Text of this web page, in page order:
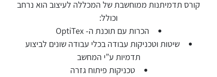
קורס תדמיתנות ממוחשבת של המכללה לעיצוב הוא נרחב
וכולל:
הכרות עם תוכנת ה- OptiTex
שיטות וטכניקות עבודה בכלי עבודה שונים לביצוע
תדמיות ע”י המחשב
טכניקות פיתוח גזרה